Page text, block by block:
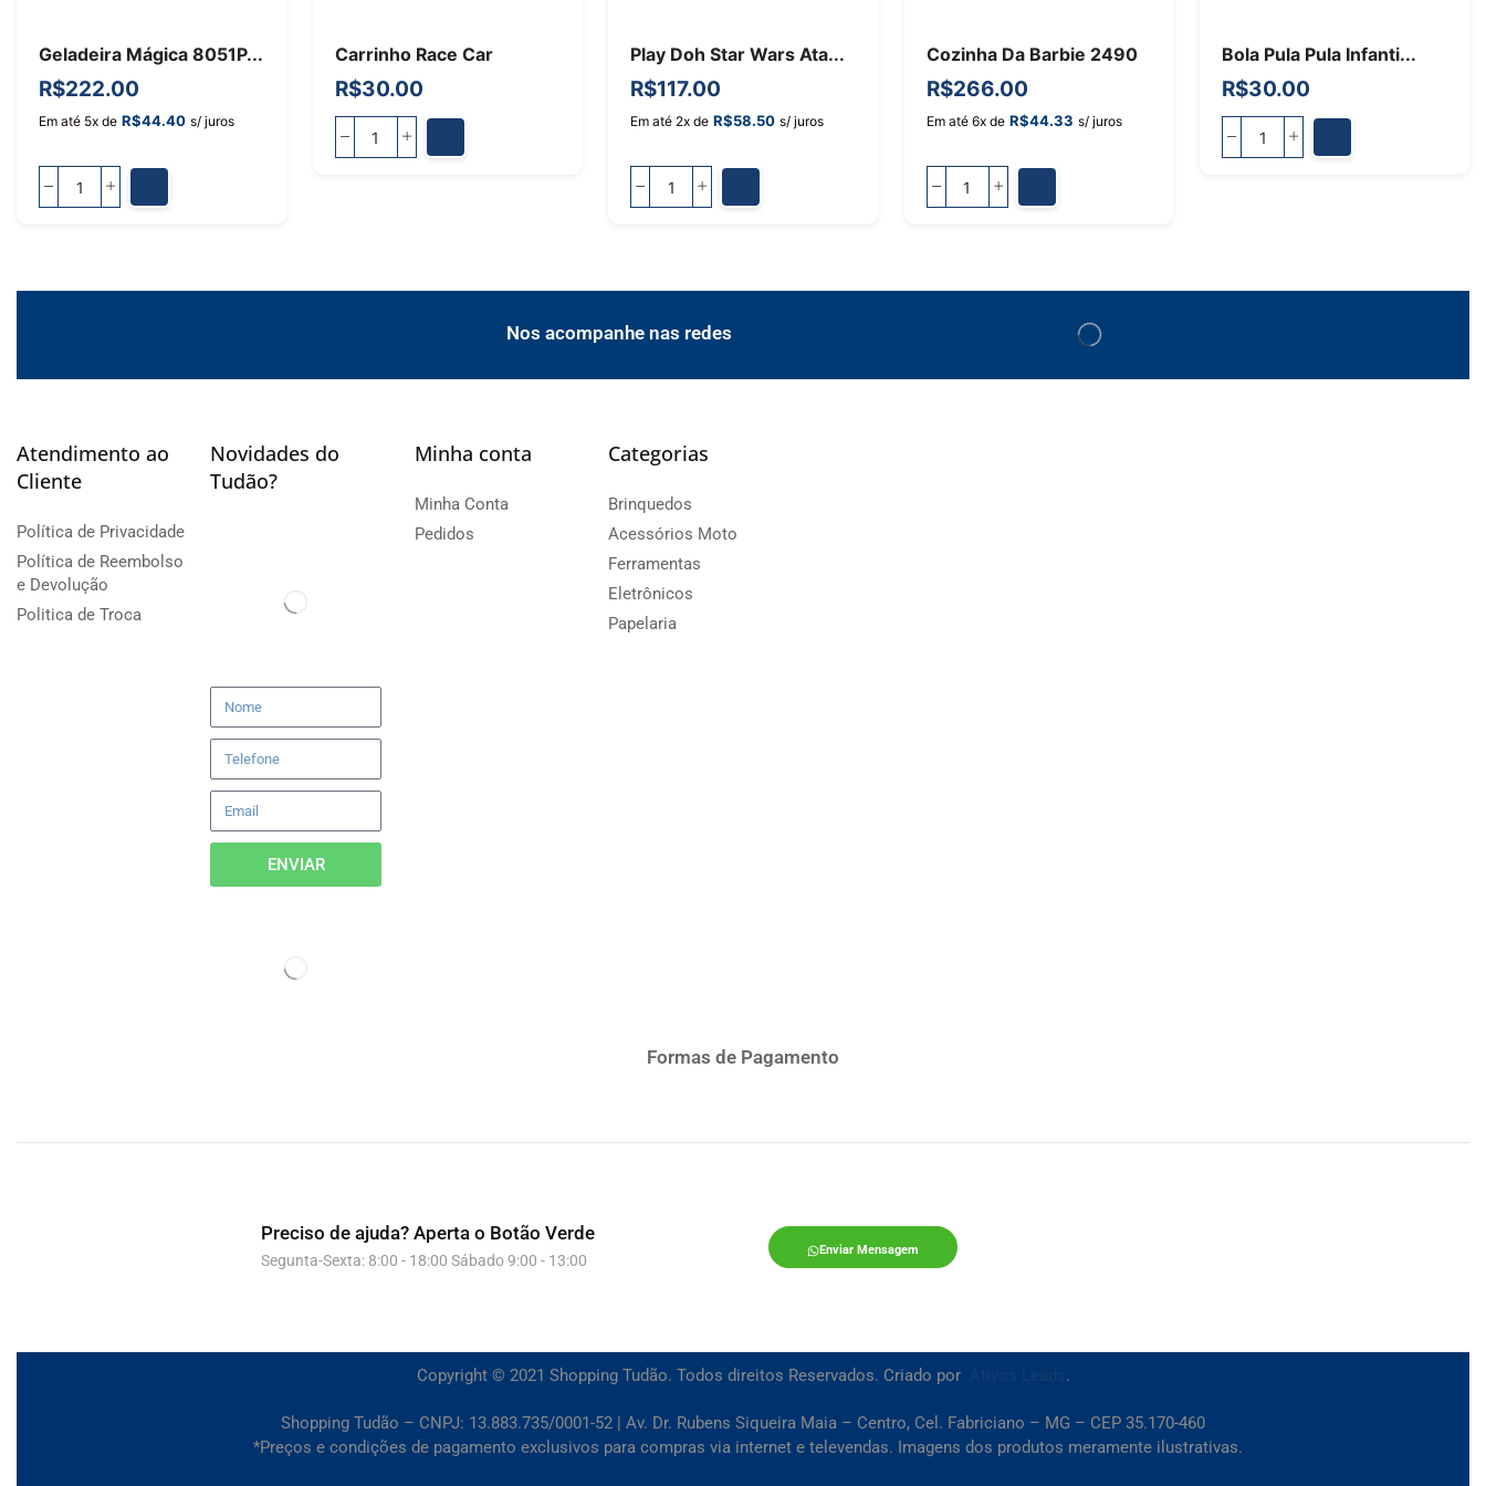
Geladeira Mágica 8051P...
R$222.00
Em até 5x de R$44.40 s/ juros
Carrinho Race Car
R$30.00
Play Doh Star Wars Ata...
R$117.00
Em até 2x de R$58.50 s/ juros
Cozinha Da Barbie 2490
R$266.00
Em até 6x de R$44.33 s/ juros
Bola Pula Pula Infanti...
R$30.00
Nos acompanhe nas redes
Atendimento ao
Cliente
Política de Privacidade
Política de Reembolso
e Devolução
Politica de Troca
Novidades do
Tudão?
ENVIAR
Minha conta
Minha Conta
Pedidos
Categorias
Brinquedos
Acessórios Moto
Ferramentas
Eletrônicos
Papelaria
Formas de Pagamento
Preciso de ajuda? Aperta o Botão Verde
Segunta-Sexta: 8:00 - 18:00 Sábado 9:00 - 13:00
Enviar Mensagem
Copyright © 2021 Shopping Tudão. Todos direitos Reservados. Criado por .
Shopping Tudão – CNPJ: 13.883.735/0001-52 | Av. Dr. Rubens Siqueira Maia – Centro, Cel. Fabriciano – MG – CEP 35.170-460
*Preços e condições de pagamento exclusivos para compras via internet e televendas. Imagens dos produtos meramente ilustrativas.